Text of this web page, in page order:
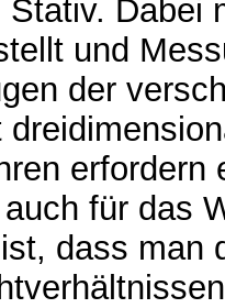
Dabei
und
der
für das
dass man